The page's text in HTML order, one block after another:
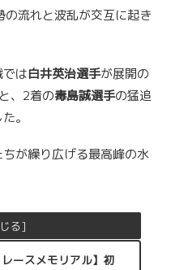
流れと波乱が交互に起き
は白井英治選手が展開の
、2着の毒島誠選手の猛追
。
が繰り広げる最高峰の水
ースメモリアル】初